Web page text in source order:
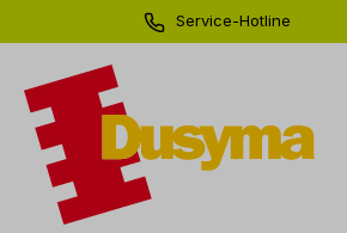
Zur Hauptnavigation springen
Service-Hotline